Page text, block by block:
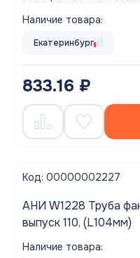
Наличие товара:
Екатеринбург
833.16 ₽
Код: 00000002227
АНИ W1228 Труба
выпуск 110, (L104мм)
Наличие товара: